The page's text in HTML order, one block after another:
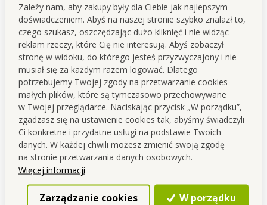
Zależy nam, aby zakupy były dla Ciebie jak najlepszym
doświadczeniem. Abyś na naszej stronie szybko znalazł to,
czego szukasz, oszczędzając dużo kliknięć i nie widząc
reklam rzeczy, które Cię nie interesują. Abyś zobaczył
stronę w widoku, do którego jesteś przyzwyczajony i nie
musiał się za każdym razem logować. Dlatego
potrzebujemy Twojej zgody na przetwarzanie cookies-
małych plików, które są tymczasowo przechowywane
w Twojej przeglądarce. Naciskając przycisk „W porządku”,
zgadzasz się na ustawienie cookies tak, abyśmy świadczyli
Ci konkretne i przydatne usługi na podstawie Twoich
danych. W każdej chwili możesz zmienić swoją zgodę
na stronie przetwarzania danych osobowych.
Więcej informacji
Zarządzanie cookies W porządku
BARDZOELASTYCZNE ROZCIĄGLIWE
dopasują się do prawie każdego pojemnika!